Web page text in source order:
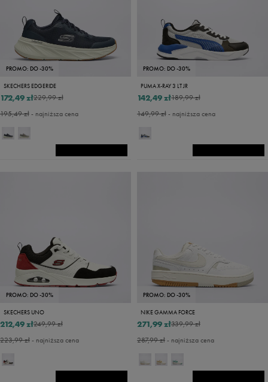
PROMO: DO -30%
SKECHERS EDGERIDE
229,99 zł
172,49 zł
195,49 zł- najniższa cena
PROMO: DO -30%
PUMA X-RAY 3 LT JR
189,99 zł
142,49 zł
149,99 zł- najniższa cena
PROMO: DO -30%
SKECHERS UNO
249,99 zł
212,49 zł
223,99 zł- najniższa cena
PROMO: DO -30%
NIKE GAMMA FORCE
339,99 zł
271,99 zł
287,99 zł- najniższa cena